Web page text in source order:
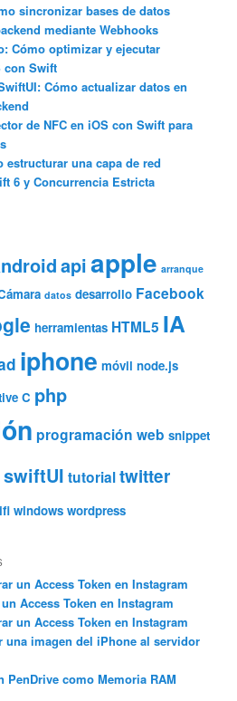
sincronizar bases de datos
mediante Webhooks
Cómo optimizar y ejecutar
con Swift
Cómo actualizar datos en
de NFC en iOS con Swift para
una capa de red
6 y Concurrencia Estricta
apiapple arranque
datos desarrollo Facebook
herramientas HTML5 IA
iphone móvil node.js
C php
programación web snippet
swiftUI tutorialtwitter
windows wordpress
un Access Token en Instagram
Access Token en Instagram
un Access Token en Instagram
una imagen del iPhone al servidor
PenDrive como Memoria RAM